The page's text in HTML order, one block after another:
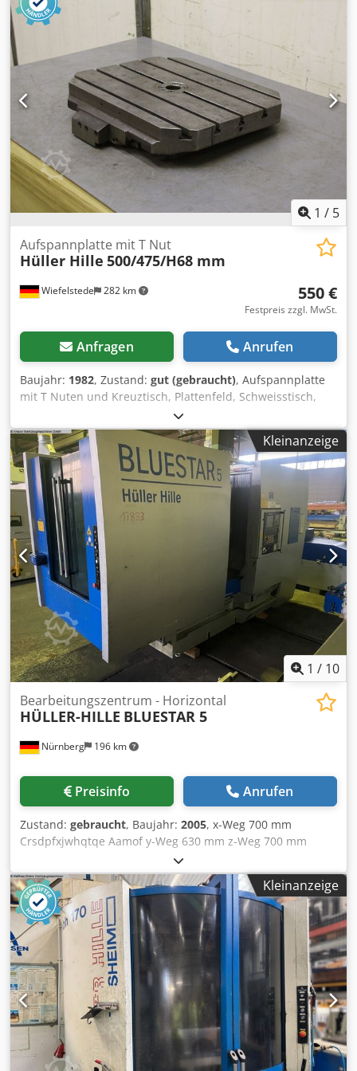
Geschäfts- und Verkaufsbedingungen. Über uns mehr als
400 eigene Maschinen im Lager über 15.000 m²
Lagerfläche, Krankapazität 70 t mehr als 10.000 Artikel
Zubehör für Ihre Werkstatt Crodoyquvmjpfx Aamof Sie
wollen Maschinen Produktionslinien oder Ihren Betrieb
verkaufen, dann sprechen Sie uns an. Weitere Angebote
finden Sie auf unserer Webseite. Besichtigungen sind nach
Absprache möglich. Wir freuen uns auf Ihren Besuch. Ihr
Markus Hirsch Team
1 / 5
Wiefelstede 282 km
Aufspannplatte mit T Nut
Hüller Hille 500/475/H68 mm
550 €
Festpreis zzgl. MwSt.
Anfragen Anrufen
Baujahr: 1982, Zustand: gut (gebraucht), Aufspannplatte
mit T Nuten und Kreuztisch, Plattenfeld, Schweisstisch,
Schweißtisch, Plattenbohrwerk, T-Nutenplatte,
Palettenwechsler Codpjfhtp Ssfx Aamorf -T-Nutenplatte
kommt: von einer Hüller Hille Fräsmaschine Typ nb-h 70 -
Breite: 475 mm -Länge: 500 mm -Höhe: 68 mm -Platte: ist
Massiv -Nutenbreite: 12 mm -Abmessungen: 500/475/H68
mm -Gewicht: 90 kg
Kleinanzeige
1 / 10
Nürnberg 196 km
Bearbeitungszentrum - Horizontal
HÜLLER-HILLE BLUESTAR 5
Preisinfo Anrufen
Zustand: gebraucht, Baujahr: 2005, x-Weg 700 mm
Crsdpfxjwhqtqe Aamof y-Weg 630 mm z-Weg 700 mm
Steuerung SIN 840 D SIEMENS Spindeldrehzahlen -
stufenlos 10.000 U/min Antriebsleistung 100% ED 13,00 kW
Antriebsleistung 40 % ED 18,00 KW Werkzeugaufnahme
HSK-A63 Spindeldurchmesser im vord. Lager 80 mm
Vorschub X/Y/Z/-Achse 1 - 50.000 mm/min Eilgang X/Y/Z
50,00 m/min Vorschubkraft X/Y/Z 5,00 kN B - Achse 360 x 1
° B - Achse 30,00 U/min Palettengröße 2x 500 x 500 mm
Werkstückgewicht 500 kg Werkstückabmessungen min. 700
x 700 x 750 mm Werkzeugmagazin mit 40 Plätzen
Werkzeuglänge - max. 350 mm Werkzeugdurchmesser 80
mm Werkzeugdurchmesser bei freien Nebenpl. 150 mm
Werkzeuggewicht max. 10,00 kg Span zu Span Zeit 4,00
sec. Gesamtleistungsbedarf 24,00 kW Maschinengewicht
Kleinanzeige